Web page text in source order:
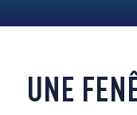
UNE